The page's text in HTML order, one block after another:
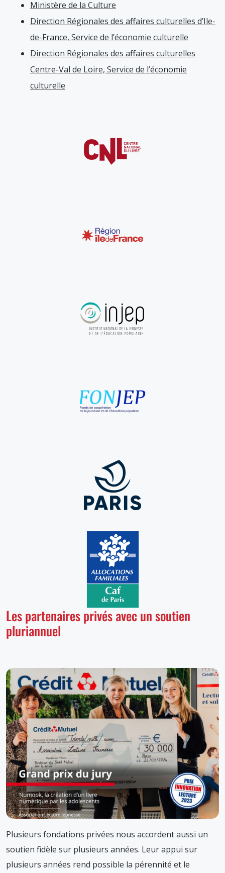
Ministère de la Culture
Direction Régionales des affaires culturelles d’Ile-
de-France, Service de l’économie culturelle
Direction Régionales des affaires culturelles
Centre-Val de Loire, Service de l’économie
culturelle
Les partenaires privés avec un soutien
pluriannuel
Plusieurs fondations privées nous accordent aussi un
soutien fidèle sur plusieurs années. Leur appui sur
plusieurs années rend possible la pérennité et le